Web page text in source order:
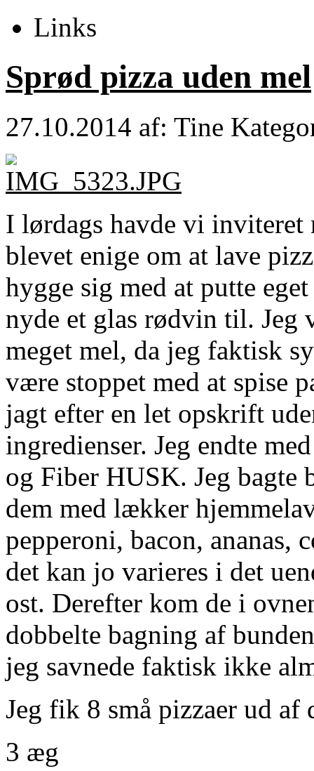
Links
Sprød pizza uden mel
27.10.2014 af: Tine
I lørdags havde vi
blevet enige om at lave
hygge sig med at putte
nyde et glas rødvin til. Jeg
meget mel, da jeg faktisk
være stoppet med at spise
jagt efter en let opskrift
ingredienser. Jeg endte
og Fiber HUSK. Jeg bagte
dem med lækker
pepperoni, bacon, ananas,
det kan jo varieres i det
ost. Derefter kom de i
dobbelte bagning af
jeg savnede faktisk ikke
Jeg fik 8 små pizzaer ud af
3 æg